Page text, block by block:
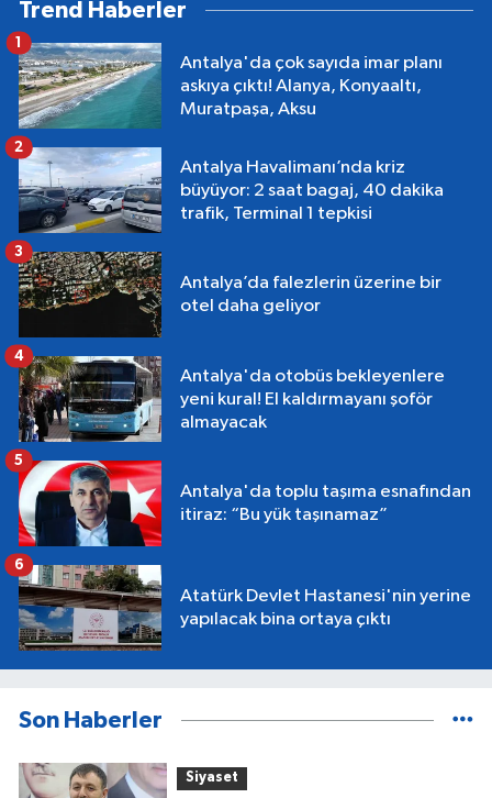
Trend Haberler
Antalya'da çok sayıda imar planı
askıya çıktı! Alanya, Konyaaltı,
Muratpaşa, Aksu
1
Antalya Havalimanı’nda kriz
büyüyor: 2 saat bagaj, 40 dakika
trafik, Terminal 1 tepkisi
2
Antalya’da falezlerin üzerine bir
otel daha geliyor
3
Antalya'da otobüs bekleyenlere
yeni kural! El kaldırmayanı şoför
almayacak
4
Antalya'da toplu taşıma esnafından
itiraz: “Bu yük taşınamaz”
5
Atatürk Devlet Hastanesi'nin yerine
yapılacak bina ortaya çıktı
6
Son Haberler
Siyaset